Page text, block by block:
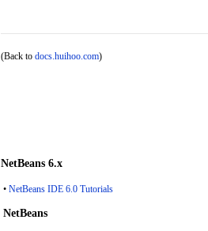
(Back to docs.huihoo.com)
NetBeans 6.x
• NetBeans IDE 6.0 Tutorials
NetBeans